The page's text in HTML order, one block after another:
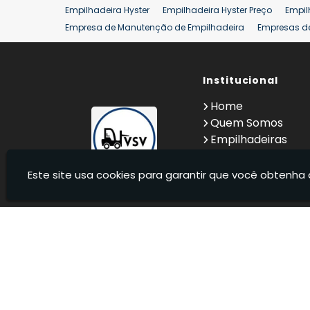
Empilhadeira Hyster
Empilhadeira Hyster Preço
Empresa de Manutenção de Empilhadeira
Empresas
Locação Empilhadeira Hyster
Locação Empilhadeira
Comprar Empilhadeira
Locação de Empilhadeira 25 ton
Comprar
Institucional
Home
Quem Somos
Empilhadeiras
Informações
Este site usa cookies para garantir que você obtenha